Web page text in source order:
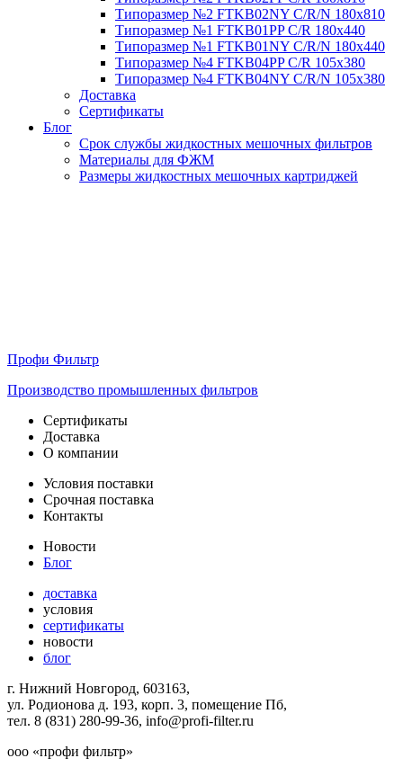
Типоразмер №2 FTKB02NY С/R/N 180х810
Типоразмер №1 FTKB01PP С/R 180х440
Типоразмер №1 FTKB01NY С/R/N 180х440
Типоразмер №4 FTKB04PP С/R 105х380
Типоразмер №4 FTKB04NY С/R/N 105х380
Доставка
Сертификаты
Блог
Срок службы жидкостных мешочных фильтров
Материалы для ФЖМ
Размеры жидкостных мешочных картриджей
Профи Фильтр
Производство промышленных фильтров
Сертификаты
Доставка
О компании
Условия поставки
Срочная поставка
Контакты
Новости
Блог
доставка
условия
сертификаты
новости
блог
г. Нижний Новгород, 603163,
ул. Родионова д. 193, корп. 3, помещение Пб,
тел. 8 (831) 280-99-36, info@profi-filter.ru
ооо «профи фильтр»